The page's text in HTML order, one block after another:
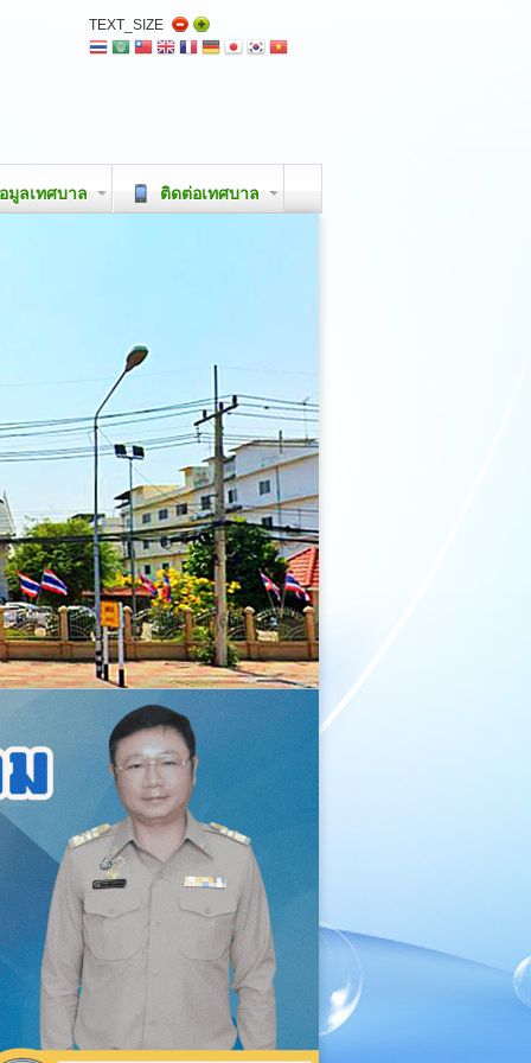
TEXT_SIZE
ลเทศบาล ติดต่อเทศบาล